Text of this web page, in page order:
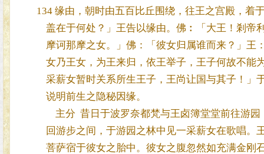
134 缘由，朝时由五百比丘围绕，往王之宫殿，着
盖在于何处？」王告以缘由。佛︰「大王！剎帝
摩诃那摩之女。」佛：「彼女归属谁而来？」王
女乃王女，为王来归，依王举子，王子何故不能
采薪女暂时关系所生王子，王尚让国与其子！」
说明前生之隐秘因缘。
主分 昔日于波罗奈都梵与王卤簿堂堂前往游园
回游步之间，于游园之林中见一采薪女在歌唱。
菩萨宿于彼女之胎中。彼女之腹忽然如充满金刚